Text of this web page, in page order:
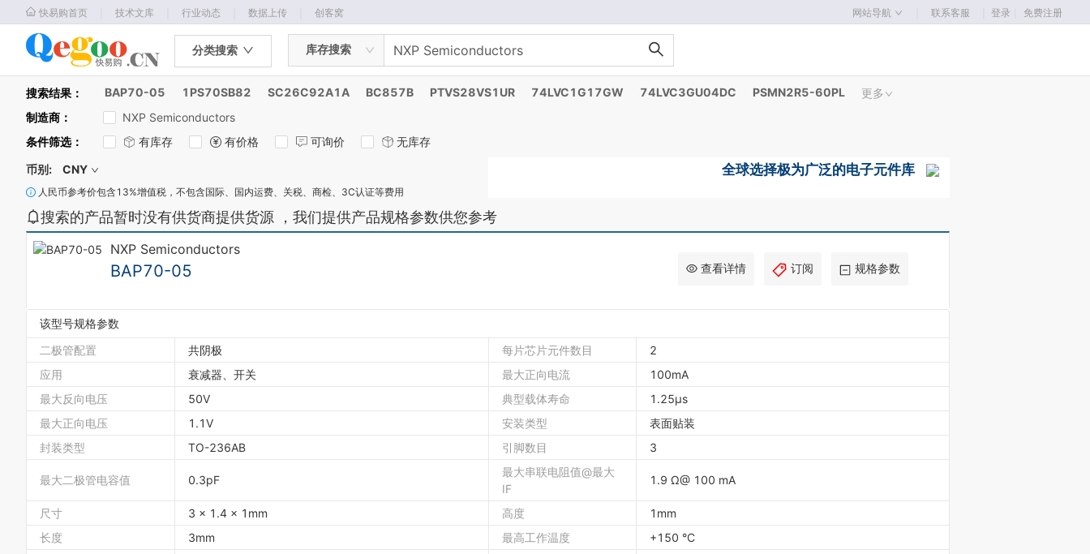
登录 免费注册
快易购首页 技术文库 行业动态 数据上传 创客窝 网站导航 联系客服
分类搜索 库存搜索
搜索结果： BAP70-05 1PS70SB82 SC26C92A1A BC857B PTVS28VS1UR 74LVC1G17GW 74LVC3GU04DC PSMN2R5-60PL 更多
制造商 ：
NXP Semiconductors
条件筛选： 有库存 有价格 可询价
无库存
币别:
CNY
人民币参考价包含13%增值税，不包含国际、国内运费、关税、商检、3C认证等费用
搜索的产品暂时没有供货商提供货源 ，我们提供产品规格参数供您参考
NXP Semiconductors
BAP70-05 查看详情 订阅 规格参数
该型号规格参数
二极管配置
共阴极 每片芯片元件数目
2
应用
衰减器、开关 最大正向电流
100mA
最大反向电压
50V 典型载体寿命
1.25µs
最大正向电压
1.1V 安装类型
表面贴装
封装类型
TO-236AB 引脚数目 3
最大二极管电容值 0.3pF
最大串联电阻值@最大
IF
1.9 Ω@ 100 mA
尺寸 3 x 1.4 x 1mm 高度
1mm
长度
3mm 最高工作温度
+150 °C